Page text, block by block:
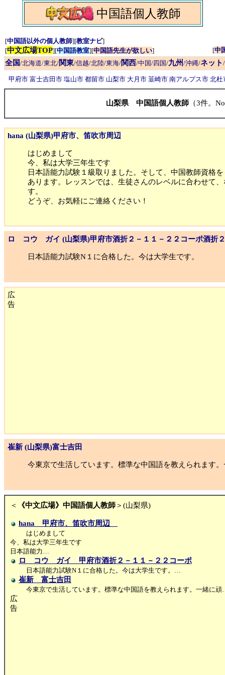
中国語個人教師
[中国語以外の個人教師][教室ナビ]
[中文広場TOP][中国語教室][中国語先生が欲しい] [中
全国/北海道/東北/関東/信越/北陸/東海/関西/中国/四国/九州/沖縄/ネット
甲府市 富士吉田市 塩山市 都留市 山梨市 大月市 韮崎市 南アルプス市 北
山梨県 中国語個人教師 （3件。
hana (山梨県)甲府市、笛吹市周辺
はじめまして
今、私は大学三年生です
日本語能力試験１級取りました。そして、中国教師資格
あります。レッスンでは、生徒さんのレベルに合わせて
す。
どうぞ、お気軽にご連絡ください！
ロ コウ ガイ (山梨県)甲府市酒折２－１１－２２コーポ酒折
日本語能力試験N１に合格した。今は大学生です。
広
告
崔新 (山梨県)富士吉田
今東京で生活しています。標準な中国語を教えられます
＜ 《中文広場》中国語個人教師＞(山梨県)
hana 甲府市、笛吹市周辺
はじめまして
今、私は大学三年生です
日本語能力…
ロ コウ ガイ 甲府市酒折２－１１－２２コーポ
日本語能力試験N１に合格した。今は大学生です。…
崔新 富士吉田
今東京で生活しています。標準な中国語を教えられます。一緒に
広
告